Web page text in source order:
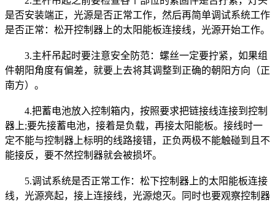
是否安装端正，光源是否正常工作，然后再简单调试系统工作
是否正常：松开控制器上的太阳能板连接线，光源开始工作。
3.主杆吊起时要注意安全防范：螺丝一定要拧紧，如果组
件朝阳角度有偏差，就要上去将其调整到正确的朝阳方向（正
南方）。
4.把蓄电池放入控制箱内，按照要求把链接线连接到控制
器上;要先接蓄电池，接着是负载，再接太阳能板。接线时一
定不能与控制器上标明的线路接错，正负两极不能触碰到且不
能接反，要不然控制器就会被损坏。
5.调试系统是否正常工作：松下控制器上的太阳能板连接
线，光源亮起，接上连接线，光源熄灭。同时也要观察控制器